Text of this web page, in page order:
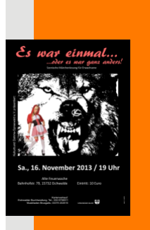
Über uns
Geschichte
Sparten